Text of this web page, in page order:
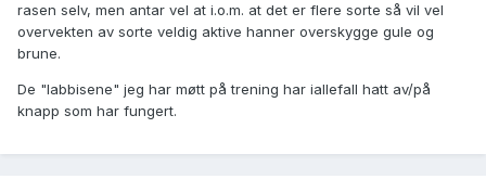
rasen selv, men antar vel at i.o.m. at det er flere sorte så vil vel
overvekten av sorte veldig aktive hanner overskygge gule og
brune.
De "labbisene" jeg har møtt på trening har iallefall hatt av/på
knapp som har fungert.